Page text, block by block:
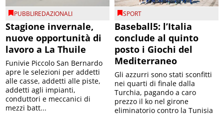
PUBBLIREDAZIONALI
Stagione invernale,
nuove opportunità di
lavoro a La Thuile
Funivie Piccolo San Bernardo
apre le selezioni per addetti
alle casse, addetti alle piste,
addetti agli impianti,
conduttori e meccanici di
mezzi batt...
SPORT
Baseball5: l’Italia
conclude al quinto
posto i Giochi del
Mediterraneo
Gli azzurri sono stati sconfitti
nei quarti di finale dalla
Turchia, pagando a caro
prezzo il ko nel girone
eliminatorio contro la Tunisia